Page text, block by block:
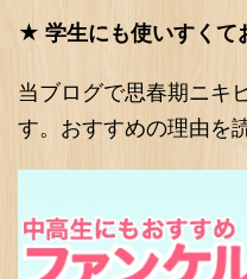
★ 学生にも使いすくて
当ブログで思春期ニキ
す。おすすめの理由を